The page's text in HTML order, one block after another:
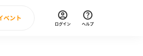
ベント
ログイン ヘルプ